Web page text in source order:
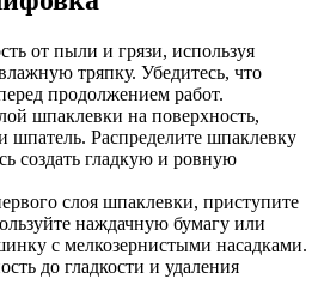
от пыли и грязи, используя
тряпку. Убедитесь, что
продолжением работ.
шпаклевки на поверхность,
шпатель. Распределите шпаклевку
создать гладкую и ровную
слоя шпаклевки, приступите
наждачную бумагу или
с мелкозернистыми насадками.
до гладкости и удаления